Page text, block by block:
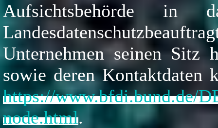
Aufsichtsbehörde in
Unternehmen seinen Sitz
sowie deren Kontaktdaten
https://www.bfdi.bund.de/
node.html.